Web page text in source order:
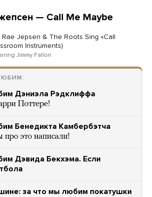
— Call Me Maybe
Rae Jepsen & The Roots Sing «Call
Instruments)
Jimmy Fallon
Дэниэла Рэдклиффа
Поттере!
Бенедикта Камбербэтча
это написали!
Дэвида Бекхэма. Если
за что мы любим покатушки